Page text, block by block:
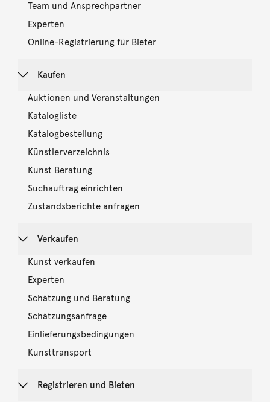
Team und Ansprechpartner
Experten
Online-Registrierung für Bieter
Kaufen
Auktionen und Veranstaltungen
Katalogliste
Katalogbestellung
Künstlerverzeichnis
Kunst Beratung
Suchauftrag einrichten
Zustandsberichte anfragen
Verkaufen
Kunst verkaufen
Experten
Schätzung und Beratung
Schätzungsanfrage
Einlieferungsbedingungen
Kunsttransport
Registrieren und Bieten